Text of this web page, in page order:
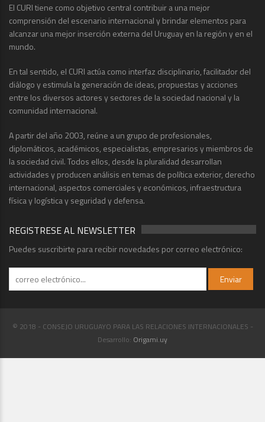
El CURI tiene como objetivo central contribuir a una mejor
comprensión del escenario internacional y brindar elementos para
alcanzar una mejor inserción externa del Uruguay en la región y en el
mundo.
En tal sentido, el CURI actúa como interfaz disciplinario, facilitador del
diálogo y estimula la generación de ideas, propuestas y acciones
entre los diversos actores y sectores de la sociedad nacional y la
comunidad internacional.
A partir del año 2003, reúne a un grupo de profesionales,
diplomáticos, académicos, especialistas, empresarios y miembros de
la sociedad civil. Todos ellos, desde la pluralidad desarrollan
actividades y producen análisis en temas de política exterior, derecho
internacional, aspectos comerciales y económicos, infraestructura
física y logística y seguridad y defensa.
REGISTRESE AL NEWSLETTER
Puedes suscribirte para recibir novedades por correo electrónico:
© 2018 - CONSEJO URUGUAYO PARA LAS RELACIONES INTERNACIONALES -
Desarrollo: Origami.uy